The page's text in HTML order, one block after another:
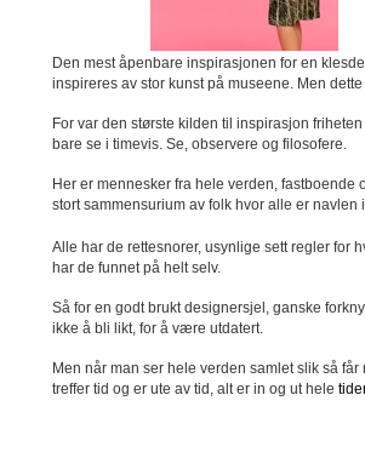
Den mest åpenbare inspirasjonen for en
inspireres av stor kunst på museene. Men
For var den største kilden til inspirasjon
bare se i timevis. Se, observere og filosofere.
Her er mennesker fra hele verden, fastboende
stort sammensurium av folk hvor alle er navlen
Alle har de rettesnorer, usynlige sett regler for
har de funnet på helt selv.
Så for en godt brukt designersjel, ganske
ikke å bli likt, for å være utdatert.
Men når man ser hele verden samlet slik så
treffer tid og er ute av tid, alt er in og ut hele